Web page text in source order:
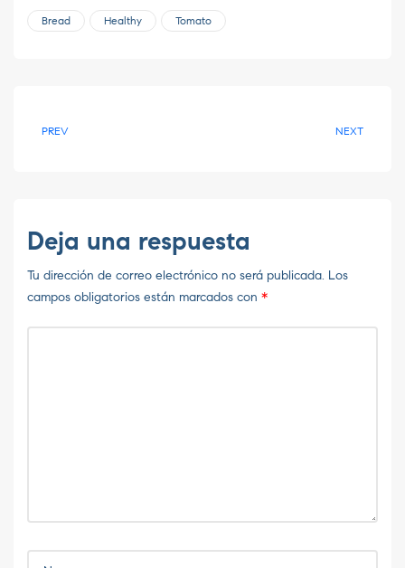
Bread Healthy Tomato
PREV NEXT
Deja una respuesta
Tu dirección de correo electrónico no será publicada. Los
campos obligatorios están marcados con *